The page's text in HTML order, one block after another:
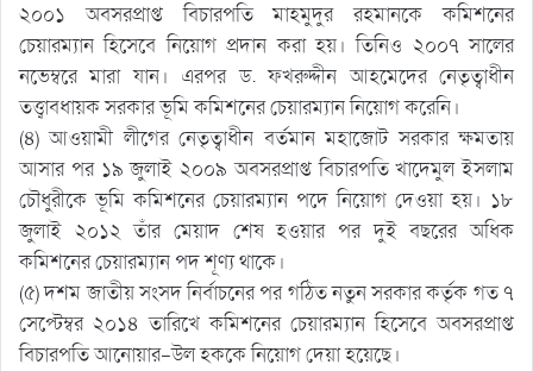
২০০১ অবসরপ্রাপ্ত বিচারপতি মাহমুদুর রহমানকে কমিশনের
চেয়ারম্যান হিসেবে নিয়োগ প্রদান করা হয়। তিনিও ২০০৭ সালের
নভেম্বরে মারা যান। এরপর ড. ফখরুদ্দীন আহমেদের নেতৃত্বাধীন
তত্ত্বাবধায়ক সরকার ভূমি কমিশনের চেয়ারম্যান নিয়োগ করেনি।
(৪) আওয়ামী লীগের নেতৃত্বাধীন বর্তমান মহাজোট সরকার ক্ষমতায়
আসার পর ১৯ জুলাই ২০০৯ অবসরপ্রাপ্ত বিচারপতি খাদেমুল ইসলাম
চৌধুরীকে ভূমি কমিশনের চেয়ারম্যান পদে নিয়োগ দেওয়া হয়। ১৮
জুলাই ২০১২ তাঁর মেয়াদ শেষ হওয়ার পর দুই বছরের অধিক
কমিশনের চেয়ারম্যান পদ শূণ্য থাকে।
(৫) দশম জাতীয় সংসদ নির্বাচনের পর গঠিত নতুন সরকার কর্তৃক গত ৭
সেপ্টেম্বর ২০১৪ তারিখে কমিশনের চেয়ারম্যান হিসেবে অবসরপ্রাপ্ত
বিচারপতি আনোয়ার-উল হককে নিয়োগ দেয়া হয়েছে।